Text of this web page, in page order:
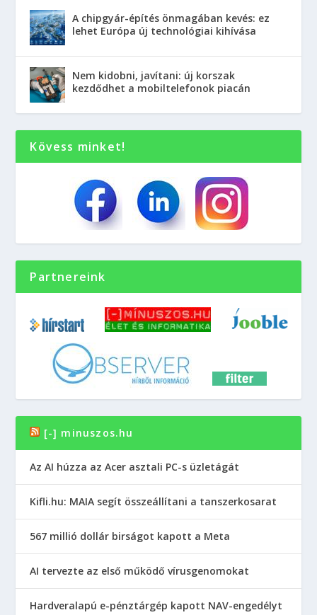
A chipgyár-építés önmagában kevés: ez
lehet Európa új technológiai kihívása
Nem kidobni, javítani: új korszak
kezdődhet a mobiltelefonok piacán
Kövess minket!
Partnereink
[-] minuszos.hu
Az AI húzza az Acer asztali PC-s üzletágát
Kifli.hu: MAIA segít összeállítani a tanszerkosarat
567 millió dollár birságot kapott a Meta
AI tervezte az első működő vírusgenomokat
Hardveralapú e-pénztárgép kapott NAV-engedélyt